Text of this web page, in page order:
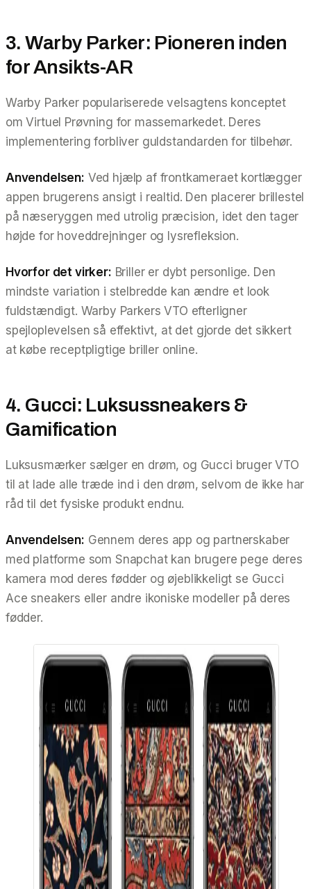
3. Warby Parker: Pioneren inden
for Ansikts-AR
Warby Parker populariserede velsagtens konceptet
om Virtuel Prøvning for massemarkedet. Deres
implementering forbliver guldstandarden for tilbehør.
Anvendelsen: Ved hjælp af frontkameraet kortlægger
appen brugerens ansigt i realtid. Den placerer brillestel
på næseryggen med utrolig præcision, idet den tager
højde for hoveddrejninger og lysrefleksion.
Hvorfor det virker: Briller er dybt personlige. Den
mindste variation i stelbredde kan ændre et look
fuldstændigt. Warby Parkers VTO efterligner
spejloplevelsen så effektivt, at det gjorde det sikkert
at købe receptpligtige briller online.
4. Gucci: Luksussneakers &
Gamification
Luksusmærker sælger en drøm, og Gucci bruger VTO
til at lade alle træde ind i den drøm, selvom de ikke har
råd til det fysiske produkt endnu.
Anvendelsen: Gennem deres app og partnerskaber
med platforme som Snapchat kan brugere pege deres
kamera mod deres fødder og øjeblikkeligt se Gucci
Ace sneakers eller andre ikoniske modeller på deres
fødder.